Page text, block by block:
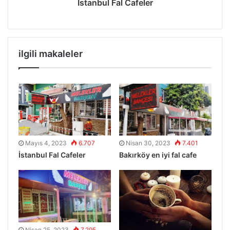
bakirköy falci bakirköy medyum
İstanbul Fal Cafeler
ilgili makaleler
Mayıs 4, 2023 6.707
İstanbul Fal Cafeler
Nisan 30, 2023 7.401
Bakırköy en iyi fal cafe